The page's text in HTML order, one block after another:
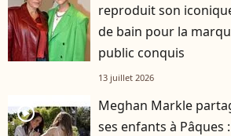
reproduit son
de bain pour la
public conquis
13 juillet 2026
player2
Meghan Markle
ses enfants à Pâques